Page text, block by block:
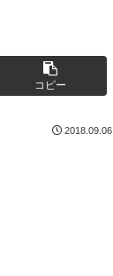
コピー
2018.09.06